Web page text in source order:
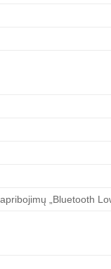
„Bluetooth